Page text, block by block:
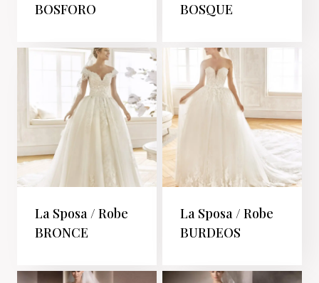
BOSFORO
BOSQUE
La Sposa / Robe
BRONCE
La Sposa / Robe
BURDEOS